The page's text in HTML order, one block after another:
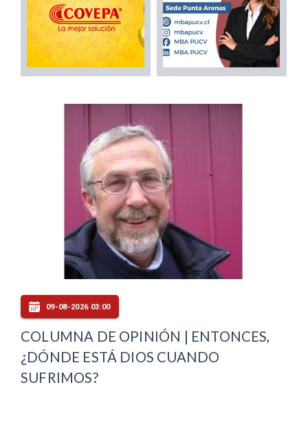
09-08-2026 03:00
COLUMNA DE OPINIÓN | ENTONCES,
¿DÓNDE ESTÁ DIOS CUANDO
SUFRIMOS?